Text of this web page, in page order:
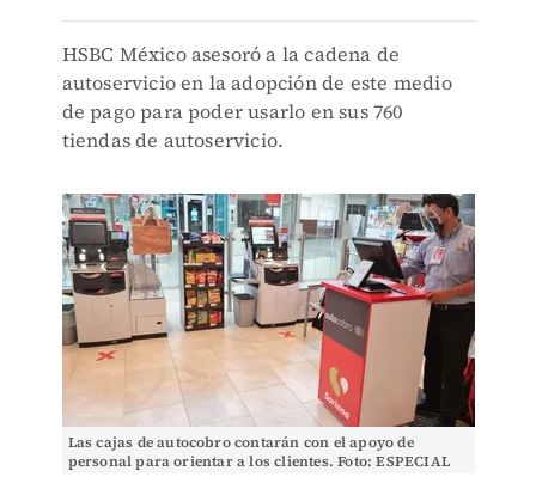
HSBC México asesoró a la cadena de
autoservicio en la adopción de este medio
de pago para poder usarlo en sus 760
tiendas de autoservicio.
Las cajas de autocobro contarán con el apoyo de
personal para orientar a los clientes. Foto: ESPECIAL